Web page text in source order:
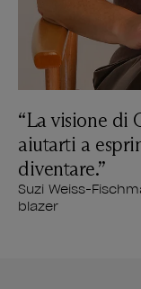
“La visione di
aiutarti a
diventare.”
Suzi Weiss-
blazer